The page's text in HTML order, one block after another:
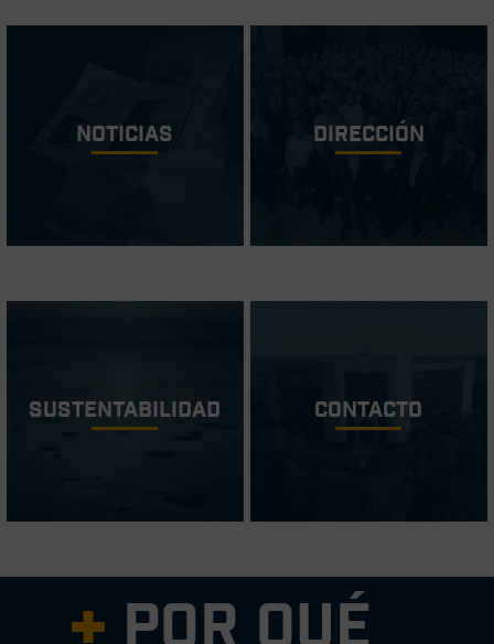
Noticias Dirección
Sustentabilidad Contacto